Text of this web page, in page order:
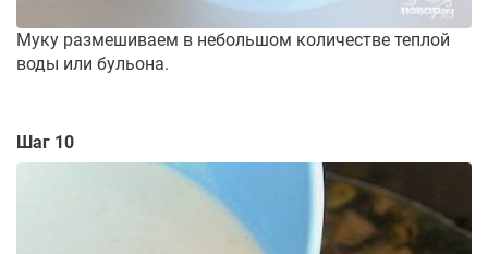
Муку размешиваем в небольшом количестве теплой
воды или бульона.
Шаг 10